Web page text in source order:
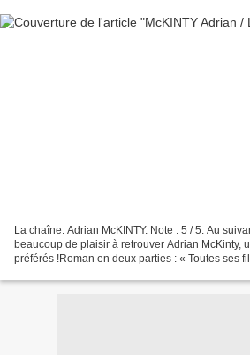
La chaîne. Adrian McKINTY. Note : 5 / 5. Au
beaucoup de plaisir à retrouver Adrian McKinty,
préférés !Roman en deux parties : « Toutes ses